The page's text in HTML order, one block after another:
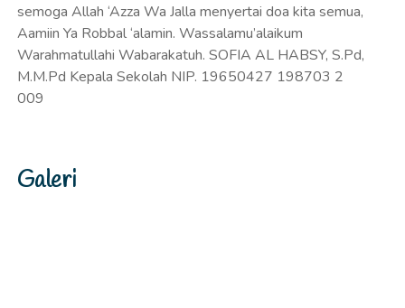
semoga Allah ‘Azza Wa Jalla menyertai doa kita semua,
Aamiin Ya Robbal ‘alamin. Wassalamu’alaikum
Warahmatullahi Wabarakatuh. SOFIA AL HABSY, S.Pd,
M.M.Pd Kepala Sekolah NIP. 19650427 198703 2
009
Galeri